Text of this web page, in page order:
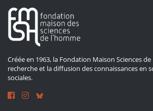
Créée en 1963, la Fondation Maison Sciences
recherche et la diffusion des connaissances en
sociales.